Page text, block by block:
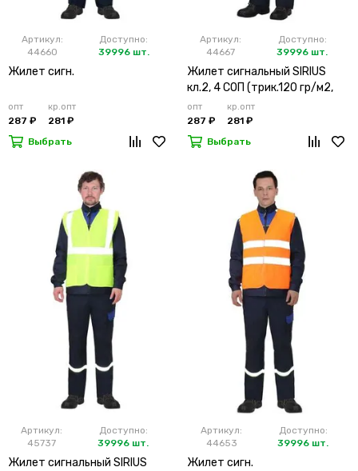
Артикул:
44660
Доступно:
39996 шт.
Жилет сигн.
опт
287 ₽
кр.опт
281 ₽
Выбрать
Артикул:
44667
Доступно:
39996 шт.
Жилет сигнальный SIRIUS
кл.2, 4 СОП (трик.120 гр/м2,
карманы) лимонный
опт
287 ₽
кр.опт
281 ₽
Выбрать
Артикул:
45737
Доступно:
39996 шт.
Жилет сигнальный SIRIUS
Артикул:
44653
Доступно:
39996 шт.
Жилет сигн.